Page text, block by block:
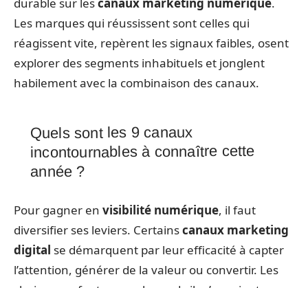
Les marques qui réussissent sont celles qui
réagissent vite, repèrent les signaux faibles, osent
explorer des segments inhabituels et jonglent
habilement avec la combinaison des canaux.
Quels sont les 9 canaux
incontournables à connaître cette
année ?
Pour gagner en visibilité numérique, il faut
diversifier ses leviers. Certainscanaux marketing
digital se démarquent par leur efficacité à capter
l’attention, générer de la valeur ou convertir. Les